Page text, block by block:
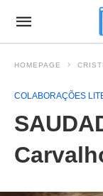
HOMEPAGE
COLABORAÇÕES